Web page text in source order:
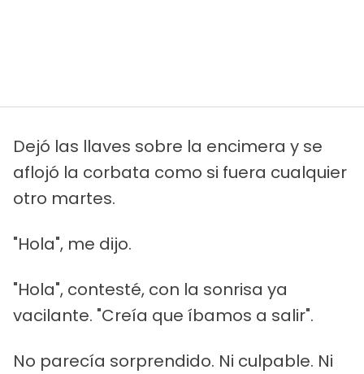
Dejó las llaves sobre la encimera y se
aflojó la corbata como si fuera cualquier
otro martes.
"Hola", me dijo.
"Hola", contesté, con la sonrisa ya
vacilante. "Creía que íbamos a salir".
No parecía sorprendido. Ni culpable. Ni